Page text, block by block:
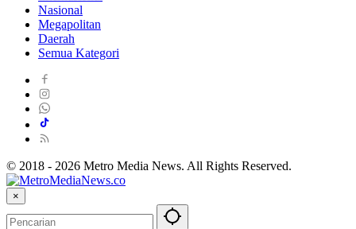
Nasional
Megapolitan
Daerah
Semua Kategori
© 2018 - 2026 Metro Media News. All Rights Reserved.
×